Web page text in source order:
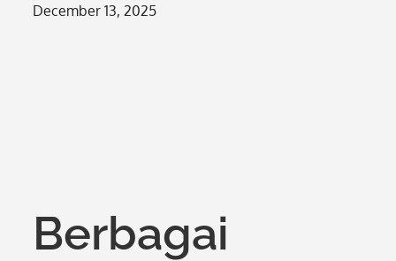
Posted
December 13, 2025
Berbagai